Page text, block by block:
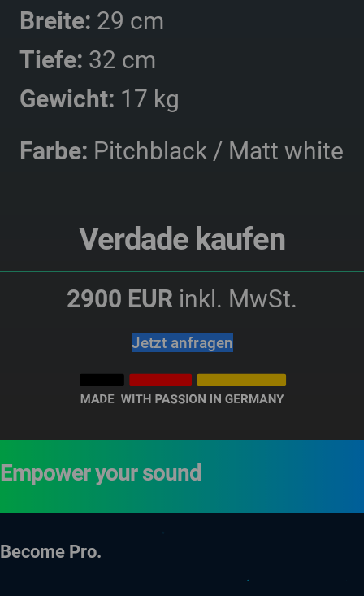
Breite: 29 cm
Tiefe: 32 cm
Gewicht: 17 kg
Farbe: Pitchblack / Matt white
Verdade kaufen
2900 EUR inkl. MwSt.
Jetzt anfragen
Empower your sound
Become Pro.